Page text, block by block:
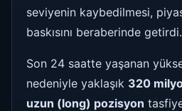
seviyenin kaybedilmesi,
baskısını beraberinde getirdi.
Son 24 saatte yaşanan
nedeniyle yaklaşık 320
uzun (long) pozisyon